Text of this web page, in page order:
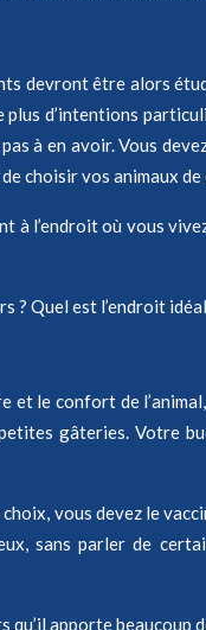
devront être alors
d’intentions
à en avoir. Vous
choisir vos animaux
à l’endroit où vous
? Quel est l’endroit
le confort de
gâteries. Votre
vous devez le
sans parler de
qu’il apporte beaucoup